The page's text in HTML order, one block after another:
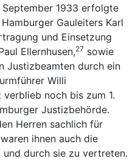
1933 erfolgte
Gauleiters Karl
und Einsetzung
Ellernhusen,27 sowie
Justizbeamten durch ein
Willi
verblieb noch bis zum 1.
Justizbehörde.
Herren sachlich für
ihnen auch die
durch sie zu vertreten.